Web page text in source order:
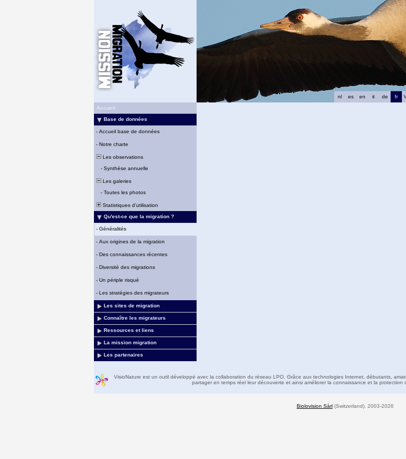
fr
de
it
en
es
nl
Accueil
Base de données
- Accueil base de données
- Notre charte
Les observations
- Synthèse annuelle
Les galeries
- Toutes les photos
Statistiques d'utilisation
Qu'est-ce que la migration ?
- Généralités
- Aux origines de la migration
- Des connaissances récentes
- Diversité des migrations
- Un périple risqué
- Les stratégies des migrateurs
Les sites de migration
Connaître les migrateurs
Ressources et liens
La mission migration
Les partenaires
VisioNature est un outil développé avec la collaboration du réseau LPO. Grâce aux technologies Internet, débutants,
partager en temps réel leur découverte et ainsi améliorer la connaissance et la protection
Biolovision Sàrl (Switzerland), 2003-2026